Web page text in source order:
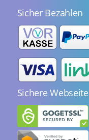
Sicher Bezahlen
Sichere Webseite